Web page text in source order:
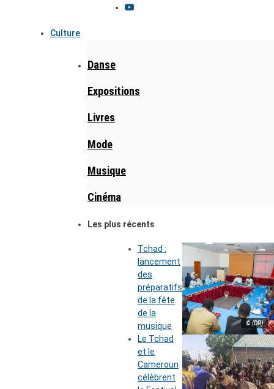
Culture
Danse
Expositions
Livres
Mode
Musique
Cinéma
Les plus récents
© (DR)
Tchad :
lancement
des
préparatifs
de la fête
de la
musique
Le Tchad
et le
Cameroun
célèbrent